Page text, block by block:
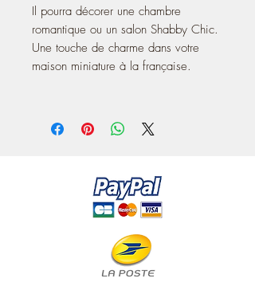
Il pourra décorer une chambre
romantique ou un salon Shabby Chic.
Une touche de charme dans votre
maison miniature à la française.